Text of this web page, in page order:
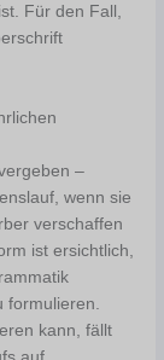
Für den Fall,
–
wenn sie
verschaffen
ist ersichtlich,
kann, fällt